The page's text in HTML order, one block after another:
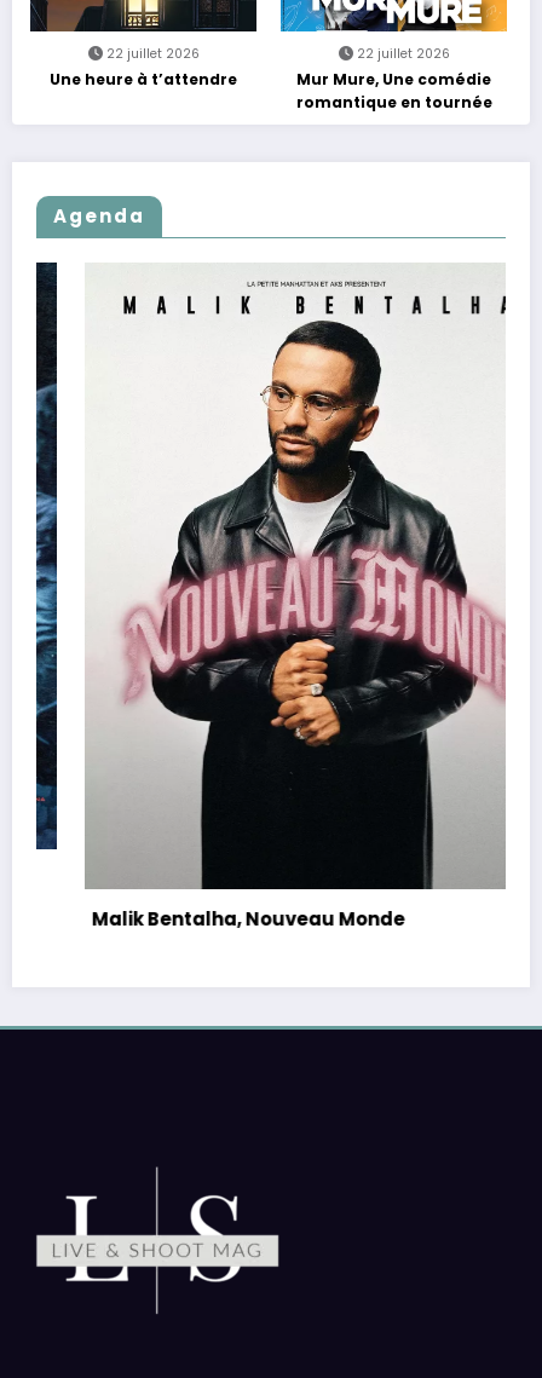
22 juillet 2026
Une heure à t’attendre
22 juillet 2026
Mur Mure, Une comédie
romantique en tournée
Agenda
Monde Orelsan, Tour 2026